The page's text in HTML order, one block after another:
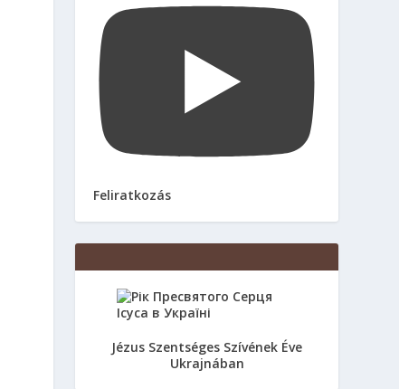
Feliratkozás
Jézus Szentséges Szívének Éve
Ukrajnában